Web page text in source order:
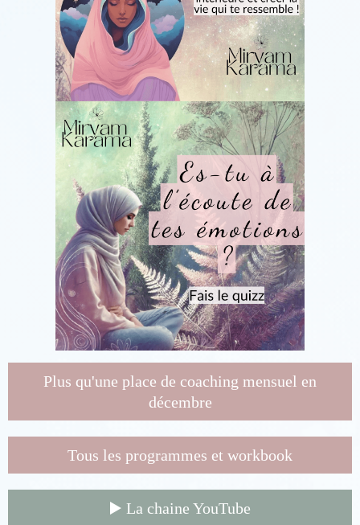
Plus qu'une place de coaching mensuel en
décembre
Tous les programmes et workbook
▶️ La chaine YouTube